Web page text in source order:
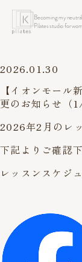
Becoming my
Pilates studio for
2026.01.30
【イオンモール
更のお知らせ（
2026年2月のレ
下記よりご確認下
レッスンスケジ